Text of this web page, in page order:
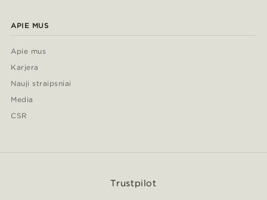
APIE MUS
Apie mus
Karjera
Nauji straipsniai
Media
CSR
Trustpilot